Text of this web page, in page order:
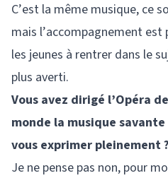
C’est la même musique, ce
mais l’accompagnement
les jeunes à rentrer dans le
plus averti.
Vous avez dirigé l’Opéra
monde la musique
vous exprimer pleinement ?
Je ne pense pas non, pour